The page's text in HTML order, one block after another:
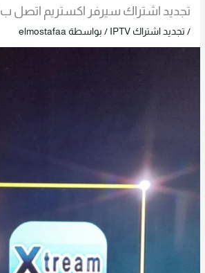
تجديد اشتراك سيرفر اكستريم اتصل ب 01227650008
/ تجديد اشتراك IPTV / بواسطة elmostafaa